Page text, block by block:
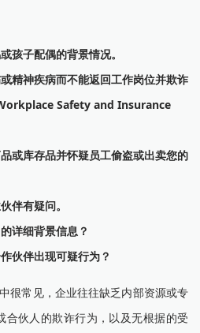
孩子配偶的背景情况。
精神疾病而不能返回工作岗位并欺诈
Safety and Insurance
或库存品并怀疑员工偷盗或出卖您的
伴有疑问。
详细背景信息？
伙伴出现可疑行为？
很常见，企业往往缺乏内部资源或专
合伙人的欺诈行为，以及无根据的受